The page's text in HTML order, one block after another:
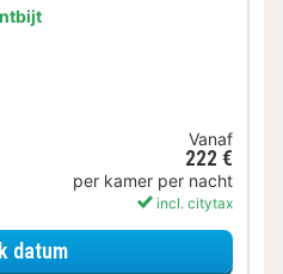
Vanaf
222 €
per kamer per nacht
incl. citytax
datumvoor Geniet van de